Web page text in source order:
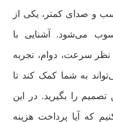
و صدای کمتر، یکی از
می‌شود. آشنایی با
نظر سرعت، دوام، تجربه
به شما کمک کند تا
تصمیم را بگیرید. در این
که آیا پرداخت هزینه